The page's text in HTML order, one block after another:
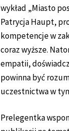
wykład „Miasto
Patrycja Haupt,
kompetencje w
coraz wyższe.
empatii,
powinna być
uczestnictwa w
Prelegentka